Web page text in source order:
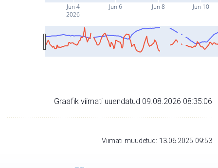
Jun 4
2026
Jun 6 Jun 8 Jun 10
Graafik viimati uuendatud 09.08.2026 08:35:06
Viimati muudetud: 13.06.2025 09:53